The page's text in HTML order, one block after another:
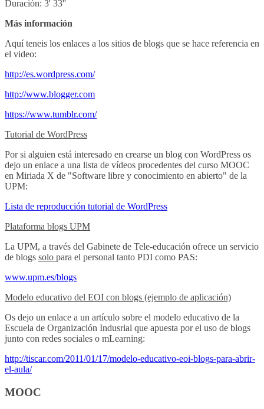
Duración: 3' 33''
Más información
Aquí teneis los enlaces a los sitios de blogs que se hace referencia en
el video:
http://es.wordpress.com/
http://www.blogger.com
https://www.tumblr.com/
Tutorial de WordPress
Por si alguien está interesado en crearse un blog con WordPress os
dejo un enlace a una lista de vídeos procedentes del curso MOOC
en Miriada X de "Software libre y conocimiento en abierto" de la
UPM:
Lista de reproducción tutorial de WordPress
Plataforma blogs UPM
La UPM, a través del Gabinete de Tele-educación ofrece un servicio
de blogs solo para el personal tanto PDI como PAS:
www.upm.es/blogs
Modelo educativo del EOI con blogs (ejemplo de aplicación)
Os dejo un enlace a un artículo sobre el modelo educativo de la
Escuela de Organización Indusrial que apuesta por el uso de blogs
junto con redes sociales o mLearning:
http://tiscar.com/2011/01/17/modelo-educativo-eoi-blogs-para-abrir-
el-aula/
MOOC